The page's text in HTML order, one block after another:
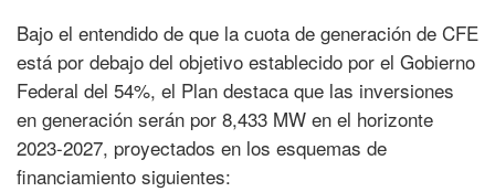
Bajo el entendido de que la cuota de generación de CFE
está por debajo del objetivo establecido por el Gobierno
Federal del 54%, el Plan destaca que las inversiones
en generación serán por 8,433 MW en el horizonte
2023-2027, proyectados en los esquemas de
financiamiento siguientes: